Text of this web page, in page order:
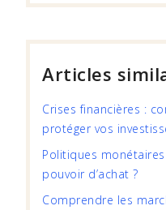
Articles
Crises financières :
protéger vos
Politiques
pouvoir d’achat ?
Comprendre les